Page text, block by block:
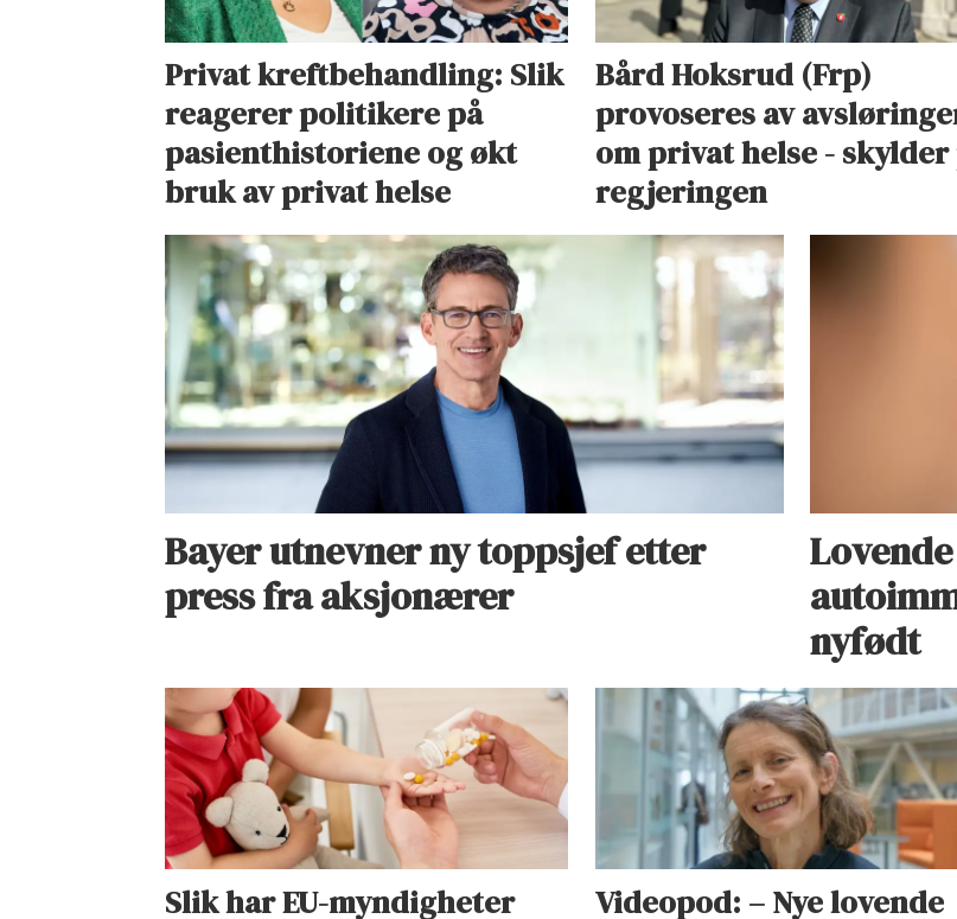
Privat kreftbehandling: Slik
reagerer politikere på
pasienthistoriene og økt
bruk av privat helse
Bård Hoksrud (Frp)
provoseres av
om privat helse - skylder
regjeringen
Bayer utnevner ny toppsjef etter
press fra aksjonærer
nyfødt
Slik har EU-myndigheter Videopod: – Nye lovende